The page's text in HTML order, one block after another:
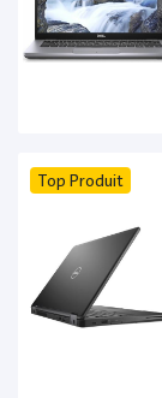
Top Produit